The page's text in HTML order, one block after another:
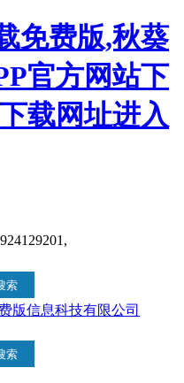
免费版,秋葵
官方网站下
载网址进入
索
索